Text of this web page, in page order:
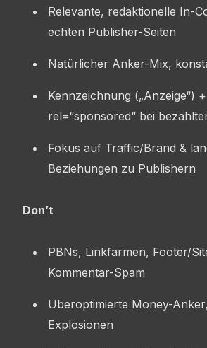
Relevante, redaktionelle In-
echten Publisher-Seiten
Natürlicher Anker-Mix,
Kennzeichnung („Anzeige“) +
rel=“sponsored“ bei
Fokus auf Traffic/Brand &
Beziehungen zu Publishern
Don’t
PBNs, Linkfarmen, Footer/
Kommentar-Spam
Überoptimierte Money-
Explosionen